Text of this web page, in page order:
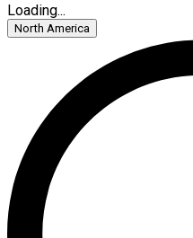
Loading...
North America